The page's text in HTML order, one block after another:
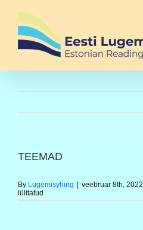
content
TEEMAD
By Lugemisyhing veebruar 8th, 2022
lülitatud